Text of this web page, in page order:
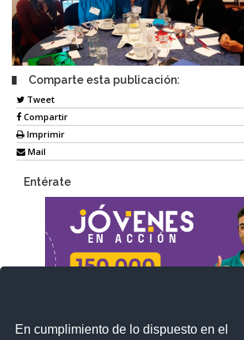
En cumplimiento de lo dispuesto en el
Comparte esta publicación:
Tweet
Compartir
Imprimir
Mail
Entérate